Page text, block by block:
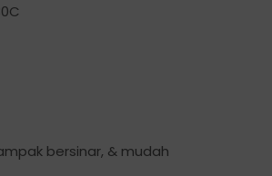
bersinar, & mudah